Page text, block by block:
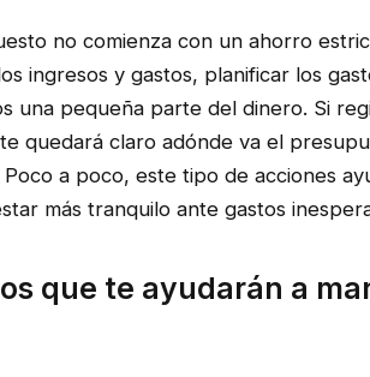
no comienza con un ahorro
ingresos y gastos, planificar los
una pequeña parte del dinero. Si
quedará claro adónde va el
a poco, este tipo de acciones
más tranquilo ante gastos
que te ayudarán a